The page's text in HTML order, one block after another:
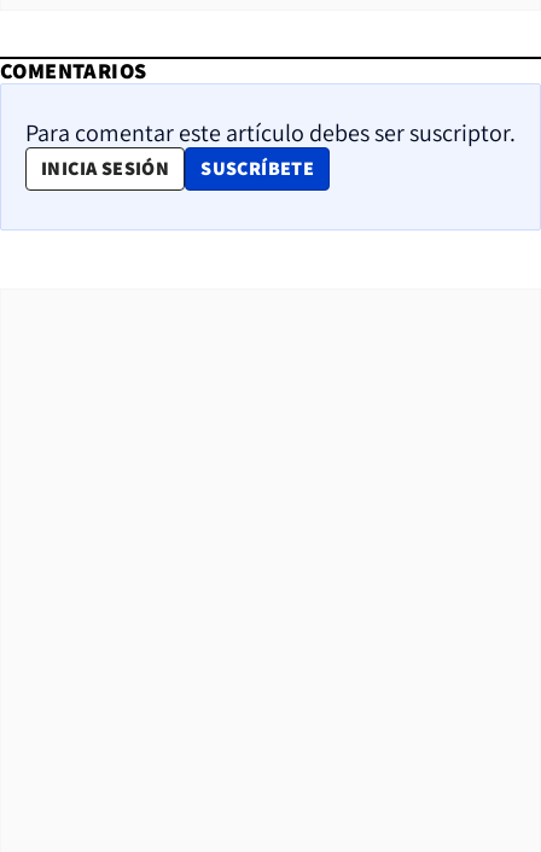
COMENTARIOS
Para comentar este artículo debes ser suscriptor.
INICIA SESIÓN SUSCRÍBETE
OPENS IN NEW WINDOW